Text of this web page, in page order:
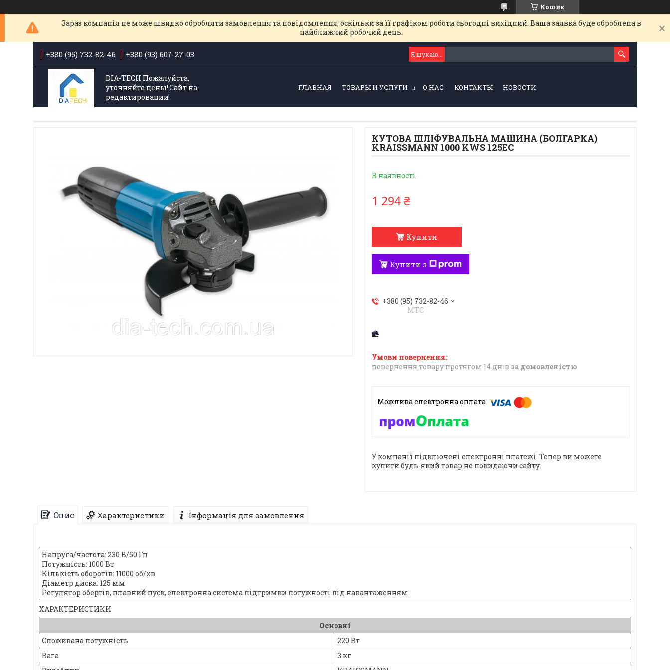
Кошик
Зараз компанія не може швидко обробляти замовлення та повідомлення, оскільки за її графіком роботи сьогодні вихідний. Ваша заявка буде оброблена в
найближчий робочий день.
+380 (95) 732-82-46 +380 (93) 607-27-03
DIA-TECH Пожалуйста,
уточняйте цены! Сайт на
редактировании!
ГЛАВНАЯ ТОВАРЫ И УСЛУГИ О НАС КОНТАКТЫ НОВОСТИ
КУТОВА ШЛІФУВАЛЬНА МАШИНА (БОЛГАРКА)
KRAISSMANN 1000 KWS 125EC
В наявності
1 294 ₴
Купити
Купити з
+380 (95) 732-82-46
МТС
повернення товару протягом 14 днів за домовленістю
У компанії підключені електронні платежі. Тепер ви можете
купити будь-який товар не покидаючи сайту.
Опис Характеристики Інформація для замовлення
Напруга/частота: 230 В/50 Гц
Потужність: 1000 Вт
Кількість оборотів: 11000 об/хв
Діаметр диска: 125 мм
Регулятор обертів, плавний пуск, електронна система підтримки потужності під навантаженням
ХАРАКТЕРИСТИКИ
Основні
Споживана потужність
220 Вт
Вага
3 кг